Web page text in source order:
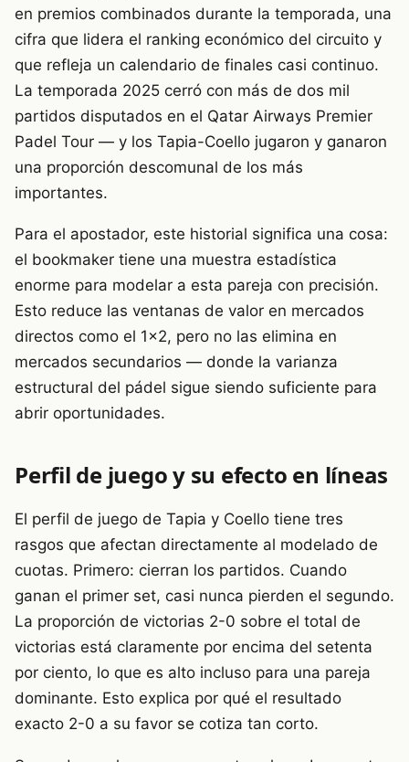
en premios combinados durante la temporada, una
cifra que lidera el ranking económico del circuito y
que refleja un calendario de finales casi continuo.
La temporada 2025 cerró con más de dos mil
partidos disputados en el Qatar Airways Premier
Padel Tour — y los Tapia-Coello jugaron y ganaron
una proporción descomunal de los más
importantes.
Para el apostador, este historial significa una cosa:
el bookmaker tiene una muestra estadística
enorme para modelar a esta pareja con precisión.
Esto reduce las ventanas de valor en mercados
directos como el 1×2, pero no las elimina en
mercados secundarios — donde la varianza
estructural del pádel sigue siendo suficiente para
abrir oportunidades.
Perfil de juego y su efecto en líneas
El perfil de juego de Tapia y Coello tiene tres
rasgos que afectan directamente al modelado de
cuotas. Primero: cierran los partidos. Cuando
ganan el primer set, casi nunca pierden el segundo.
La proporción de victorias 2-0 sobre el total de
victorias está claramente por encima del setenta
por ciento, lo que es alto incluso para una pareja
dominante. Esto explica por qué el resultado
exacto 2-0 a su favor se cotiza tan corto.